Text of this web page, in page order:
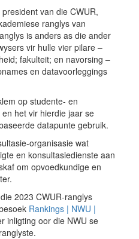
van die CWUR,
ranglys van
is anders as die ander
vir hulle vier pilare –
fakulteit; en navorsing –
en datavoorleggings
op studente- en
het vir hierdie jaar se
datapunte gebruik.
organisasie wat
en konsultasiedienste aan
om opvoedkundige en
2023 CWUR-ranglys
Rankings | NWU |
inligting oor die NWU se